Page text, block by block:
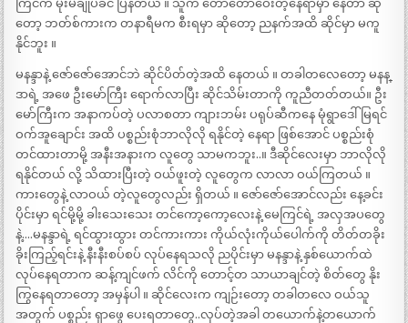
ကြင်က မိုးမချုပ်ခင် ပြန်တယ် ။ သူက တော်တော်ဝေးတဲ့နေရာမှာ နေတာ ဆို
တော့ ဘတ်စ်ကားက တနာရီမက စီးရမှာ ဆိုတော့ ညနက်အထိ ဆိုင်မှာ မကူ
နိုင်ဘူး ။
မနန္ဒာနဲ့ ဇော်ဇော်အောင်ဘဲ ဆိုင်ပိတ်တဲ့အထိ နေတယ် ။ တခါတလေတော့ မနန္
ဒာရဲ့ အဖေ ဦးမော်ကြီး ရောက်လာပြီး ဆိုင်သိမ်းတာကို ကူညီတတ်တယ်။ ဦး
မော်ကြီးက အနာကပ်တဲ့ ပလာစတာ ကျားဘမ်း ပရုပ်ဆီကနေ မုံရွာဒေါ်မြရင်
ဝက်အူချောင်း အထိ ပစ္စည်းစုံဘာလိုလို ရနိုင်တဲ့ နေရာ ဖြစ်အောင် ပစ္စည်းစုံ
တင်ထားတာမို့ အနီးအနားက လူတွေ သာမကဘူး..။ ဒီဆိုင်လေးမှာ ဘာလိုလို
ရနိုင်တယ် လို့ သိထားပြီးတဲ့ ဝယ်ဖူးတဲ့ လူတွေက လာလာ ဝယ်ကြတယ် ။
ကားတွေနဲ့ လာဝယ် တဲ့လူတွေလည်း ရှိတယ် ။ ဇော်ဇော်အောင်လည်း နေ့ခင်း
ပိုင်းမှာ ရင်မို့မို့ ခါးသေးသေး တင်ကော့ကော့လေးနဲ့ မေကြင်ရဲ့ အလှအပတွေ
နဲ့….မနန္ဒာရဲ့ ရင်ထွားထွား တင်ကားကား ကိုယ်လုံးကိုယ်ပေါက်ကို တိတ်တခိုး
ခိုးကြည့်ရင်းနဲ့ နီးနီးစပ်စပ် လုပ်နေရသလို ညပိုင်းမှာ မနန္ဒာနဲ့ နှစ်ယောက်ထဲ
လုပ်နေရတာက ဆန့်ကျင်ဖက် လိင်ကို တောင့်တ သာယာချင်တဲ့ စိတ်တွေ နိုး
ကြွနေရတာတော့ အမှန်ပါ ။ ဆိုင်လေးက ကျဉ်းတော့ တခါတလေ ဝယ်သူ
အတွက် ပစ္စည်း ရှာဖွေ ပေးရတာတွေ..လုပ်တဲ့အခါ တယောက်နဲ့တယောက်